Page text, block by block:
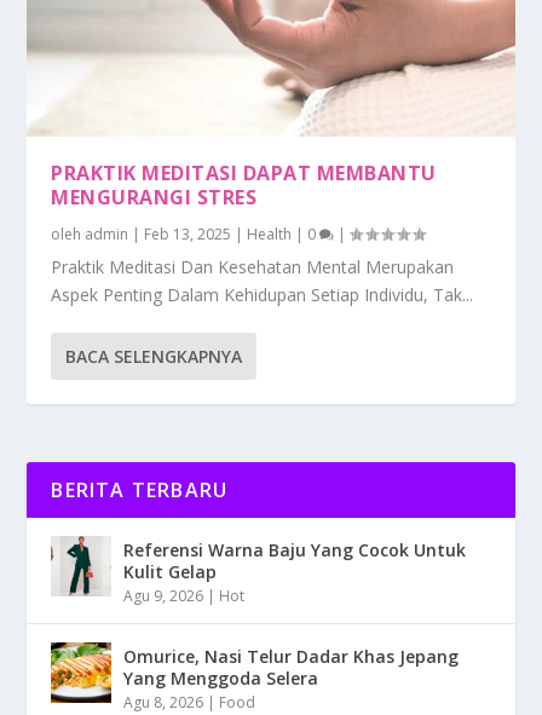
PRAKTIK MEDITASI DAPAT MEMBANTU
MENGURANGI STRES
oleh admin | Feb 13, 2025 | Health | 0 |
Praktik Meditasi Dan Kesehatan Mental Merupakan
Aspek Penting Dalam Kehidupan Setiap Individu, Tak...
BACA SELENGKAPNYA
BERITA TERBARU
Referensi Warna Baju Yang Cocok Untuk
Kulit Gelap
Agu 9, 2026 | Hot
Omurice, Nasi Telur Dadar Khas Jepang
Yang Menggoda Selera
Agu 8, 2026 | Food